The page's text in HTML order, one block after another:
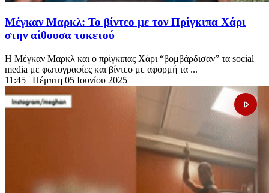
Μέγκαν Μαρκλ: Το βίντεο με τον Πρίγκιπα Χάρι
στην αίθουσα τοκετού
Η Μέγκαν Μαρκλ και ο πρίγκιπας Χάρι “βομβάρδισαν” τα social
media με φωτογραφίες και βίντεο με αφορμή τα ...
11:45 | Πέμπτη 05 Ιουνίου 2025